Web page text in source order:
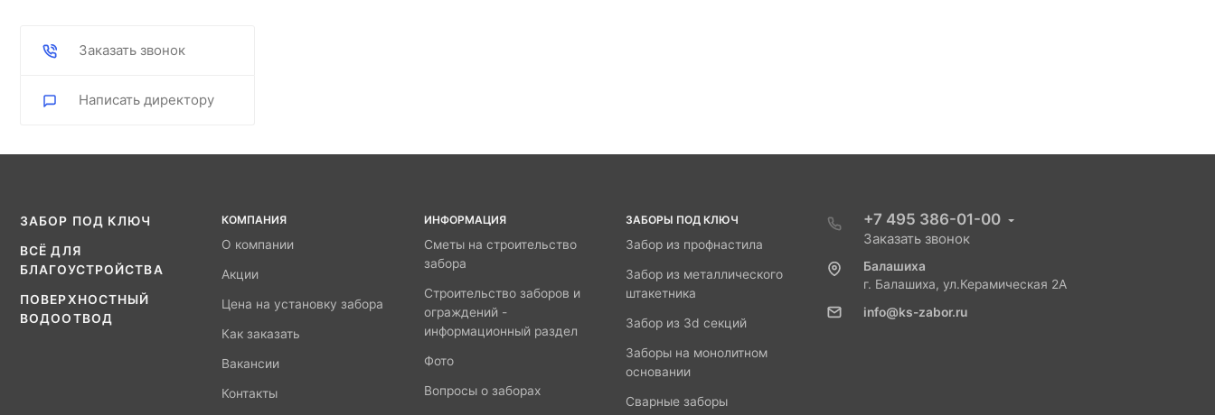
Заказать звонок
Написать директору
ЗАБОР ПОД КЛЮЧ
ВСЁ ДЛЯ
БЛАГОУСТРОЙСТВА
ПОВЕРХНОСТНЫЙ
ВОДООТВОД
КОМПАНИЯ
О компании
Акции
Цена на установку забора
Как заказать
Вакансии
Контакты
ИНФОРМАЦИЯ
Сметы на строительство
забора
Строительство заборов и
ограждений -
информационный раздел
Фото
Вопросы о заборах
ЗАБОРЫ ПОД КЛЮЧ
Забор из профнастила
Забор из металлического
штакетника
Забор из 3d секций
Заборы на монолитном
основании
Сварные заборы
+7 495 386-01-00
Заказать звонок
Балашиха
г. Балашиха, ул.Керамическая 2А
info@ks-zabor.ru